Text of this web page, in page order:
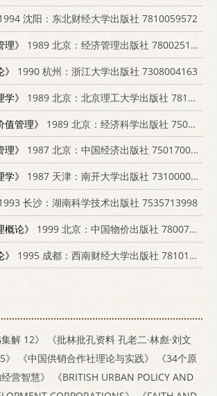
沈阳：东北财经大学出版社 7810059572
》
1989 北京：经济管理出版社 7800251144
1990 杭州：浙江大学出版社 7308004163
》
1989 北京：北京理工大学出版社 7810132733
管理》
1989 北京：经济科学出版社 7505802224
》
1987 北京：中国经济出版社 7501700281
》 1987 天津：南开大学出版社 7310000323
长沙：湖南科学技术出版社 7535713998
论》
1999 北京：中国物价出版社 7800708675
1995 成都：西南财经大学出版社 7810179128
解 12》
《批林批孔资料 孔老二·林彪·刘文
《中国供销合作社理论与实践》
《34个原
营智慧》
《BRITISH URBAN POLICY AND